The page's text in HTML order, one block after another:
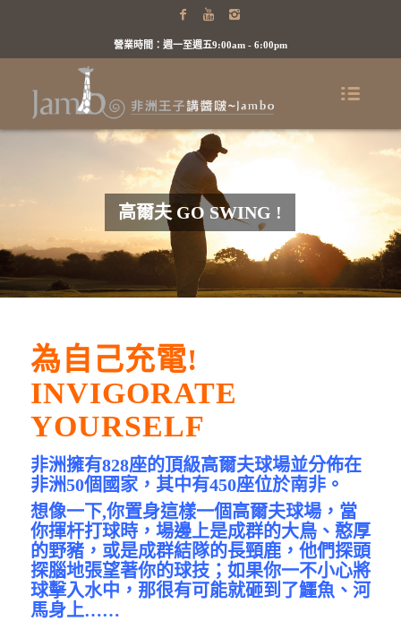
營業時間：週一至週五9:00am - 6:00pm
高爾夫 水療養生
高爾夫 GO SWING !
為自己充電!
INVIGORATE
YOURSELF
非洲擁有828座的頂級高爾夫球場並分佈在
非洲50個國家，其中有450座位於南非。
想像一下,你置身這樣一個高爾夫球場，當
你揮杆打球時，場邊上是成群的大鳥、憨厚
的野豬，或是成群結隊的長頸鹿，他們探頭
探腦地張望著你的球技；如果你一不小心將
球擊入水中，那很有可能就砸到了鱷魚、河
馬身上……